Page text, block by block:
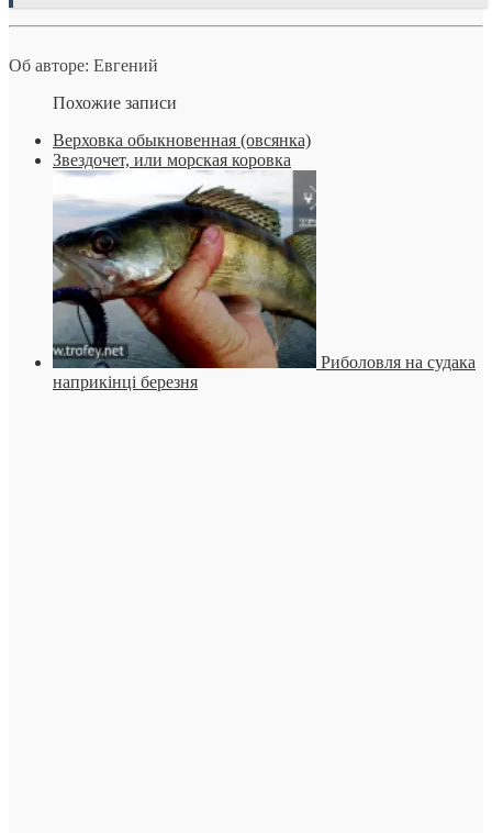
Об авторе: Евгений
Похожие записи
Верховка обыкновенная (овсянка)
Звездочет, или морская коровка
Риболовля на судака
наприкінці березня